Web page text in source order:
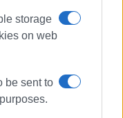
storage
on web
be sent to
σε όχημα στην
η περιοχή
/15:06
- Διαρροή
πελατών